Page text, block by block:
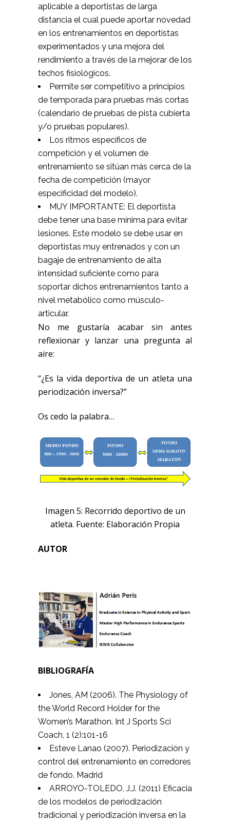
aplicable a deportistas de larga
distancia el cual puede aportar novedad
en los entrenamientos en deportistas
experimentados y una mejora del
rendimiento a través de la mejorar de los
techos fisiológicos.
Permite ser competitivo a principios
de temporada para pruebas más cortas
(calendario de pruebas de pista cubierta
y/o pruebas populares).
Los ritmos específicos de
competición y el volumen de
entrenamiento se sitúan más cerca de la
fecha de competición (mayor
especificidad del modelo).
MUY IMPORTANTE: El deportista
debe tener una base mínima para evitar
lesiones. Este modelo se debe usar en
deportistas muy entrenados y con un
bagaje de entrenamiento de alta
intensidad suficiente como para
soportar dichos entrenamientos tanto a
nivel metabólico como músculo-
articular.
No me gustaría acabar sin antes
reflexionar y lanzar una pregunta al
aire:
“¿Es la vida deportiva de un atleta una
periodización inversa?”
Os cedo la palabra…
Imagen 5: Recorrido deportivo de un
atleta. Fuente: Elaboración Propia
AUTOR
BIBLIOGRAFÍA
Jones, AM (2006). The Physiology of
the World Record Holder for the
Women’s Marathon. Int J Sports Sci
Coach, 1 (2):101-16
Esteve Lanao (2007). Periodización y
control del entrenamiento en corredores
de fondo. Madrid
ARROYO-TOLEDO, J.J. (2011) Eficacia
de los modelos de periodización
tradicional y periodización inversa en la